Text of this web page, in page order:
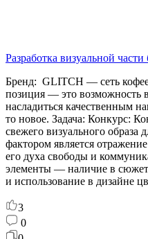
Разработка визуальной
Бренд: GLITCH — сеть
позиция — это возможность
насладиться качественным
то новое. Задача: Конкурс:
свежего визуального
фактором является
его духа свободы и
элементы — наличие в
и использование в дизайне
3
0